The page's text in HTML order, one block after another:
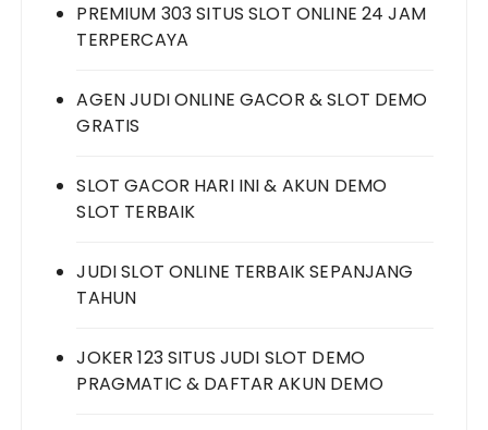
PREMIUM 303 SITUS SLOT ONLINE 24 JAM
TERPERCAYA
AGEN JUDI ONLINE GACOR & SLOT DEMO
GRATIS
SLOT GACOR HARI INI & AKUN DEMO
SLOT TERBAIK
JUDI SLOT ONLINE TERBAIK SEPANJANG
TAHUN
JOKER 123 SITUS JUDI SLOT DEMO
PRAGMATIC & DAFTAR AKUN DEMO